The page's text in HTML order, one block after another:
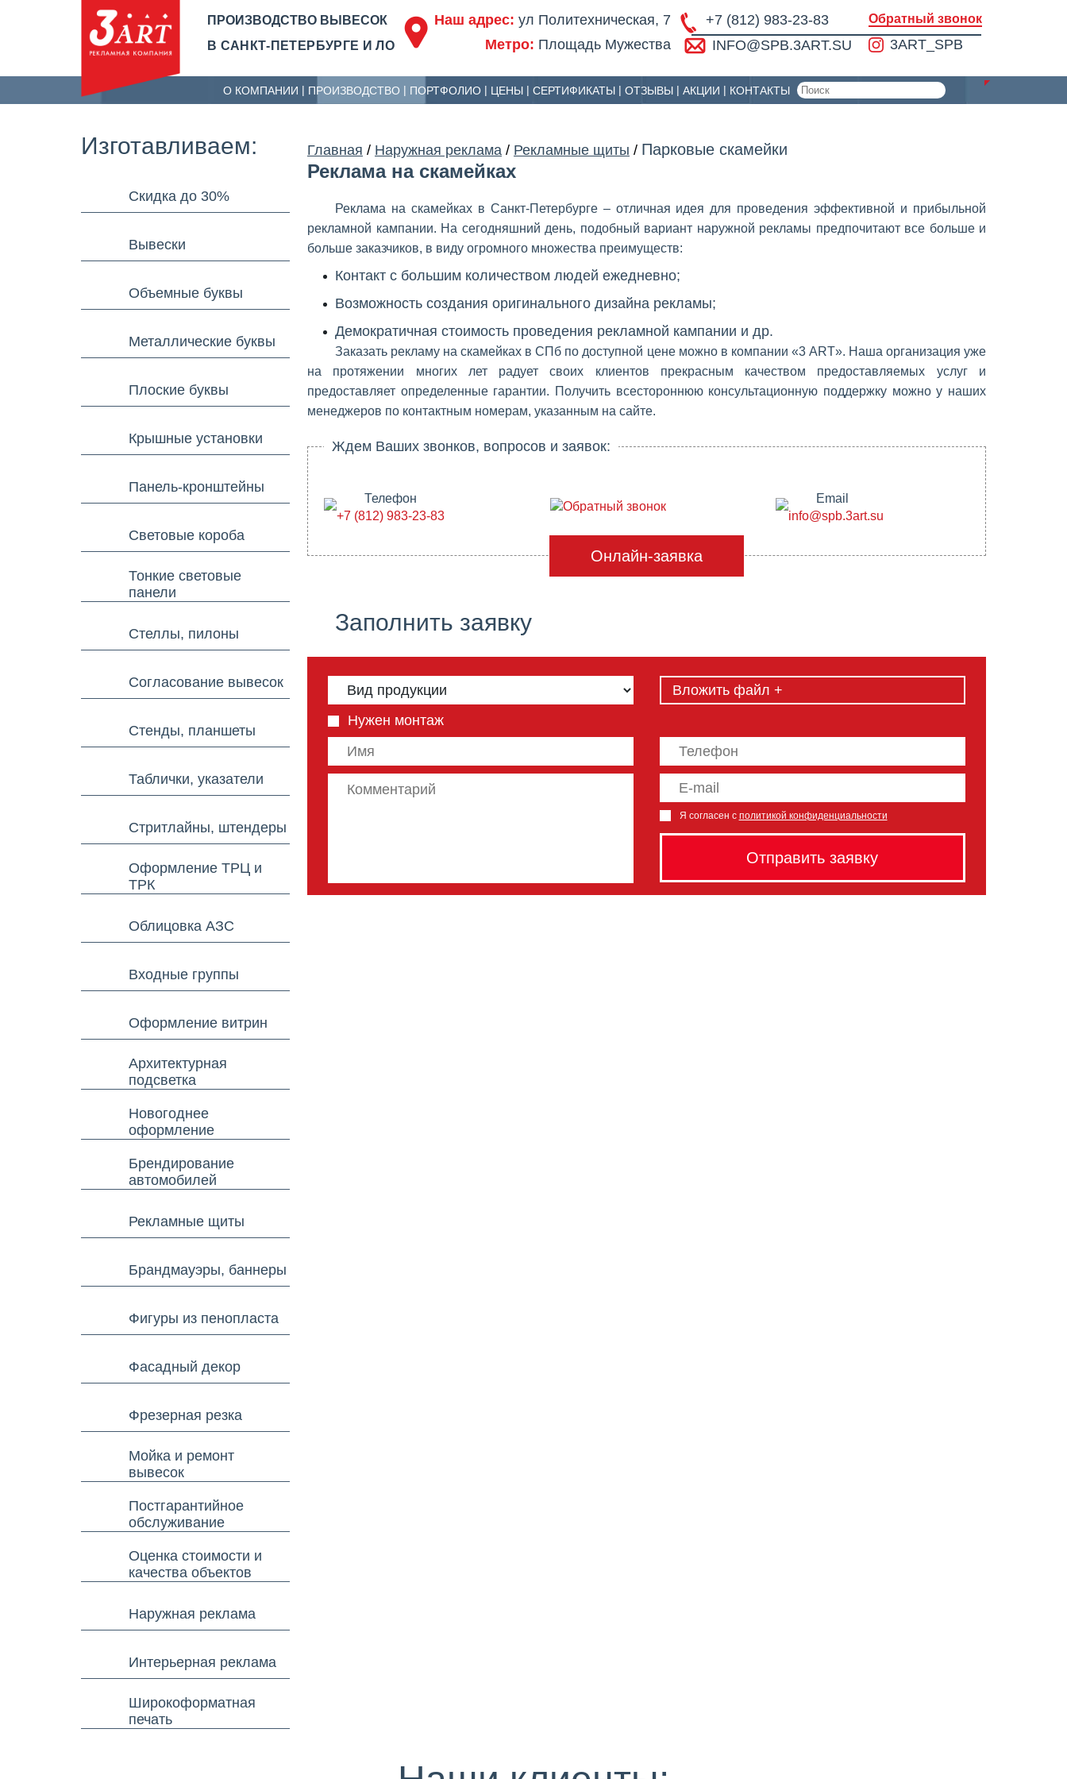
ПРОИЗВОДСТВО ВЫВЕСОК
В САНКТ-ПЕТЕРБУРГЕ И ЛО
Наш адрес: ул Политехническая, 7
Метро: Площадь Мужества
+7 (812) 983-23-83
INFO@SPB.3ART.SU
Обратный звонок
3ART_SPB
О КОМПАНИИ ПРОИЗВОДСТВО ПОРТФОЛИО ЦЕНЫ СЕРТИФИКАТЫ ОТЗЫВЫ АКЦИИ КОНТАКТЫ
Изготавливаем:
Скидка до 30%
Вывески
Объемные буквы
Металлические буквы
Плоские буквы
Крышные установки
Панель-кронштейны
Световые короба
Тонкие световые
панели
Стеллы, пилоны
Согласование вывесок
Стенды, планшеты
Таблички, указатели
Стритлайны, штендеры
Оформление ТРЦ и
ТРК
Облицовка АЗС
Входные группы
Оформление витрин
Архитектурная
подсветка
Новогоднее
оформление
Брендирование
автомобилей
Рекламные щиты
Брандмауэры, баннеры
Фигуры из пенопласта
Фасадный декор
Фрезерная резка
Мойка и ремонт
вывесок
Постгарантийное
обслуживание
Оценка стоимости и
качества объектов
Наружная реклама
Интерьерная реклама
Широкоформатная
печать
Главная / Наружная реклама / Рекламные щиты / Парковые скамейки
Реклама на скамейках
Реклама на скамейках в Санкт-Петербурге – отличная идея для проведения эффективной и прибыльной
рекламной кампании. На сегодняшний день, подобный вариант наружной рекламы предпочитают все больше и
больше заказчиков, в виду огромного множества преимуществ:
Контакт с большим количеством людей ежедневно;
Возможность создания оригинального дизайна рекламы;
Демократичная стоимость проведения рекламной кампании и др.
Заказать рекламу на скамейках в СПб по доступной цене можно в компании «3 ART». Наша организация уже
на протяжении многих лет радует своих клиентов прекрасным качеством предоставляемых услуг и
предоставляет определенные гарантии. Получить всестороннюю консультационную поддержку можно у наших
менеджеров по контактным номерам, указанным на сайте.
Ждем Ваших звонков, вопросов и заявок:
Телефон
+7 (812) 983-23-83
Обратный звонок
Email
info@spb.3art.su
Онлайн-заявка
Заполнить заявку
Нужен монтаж
Вложить файл +
Я согласен с политикой конфиденциальности